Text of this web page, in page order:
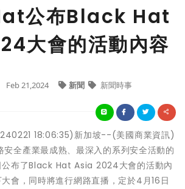
公布Black Hat
大會的活動內容
Feb 21,2024 新聞 新聞時事
18:06:35)新加坡--(美國商業資訊)
全產業最成熟、最深入的系列安全活動的
公布了Black Hat Asia 2024大會的活動內
會，同時將進行網路直播，定於4月16日